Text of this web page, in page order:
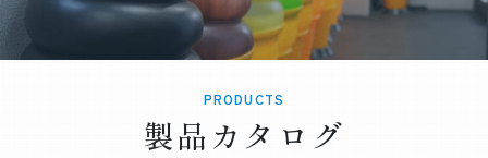
PRODUCTS
製品カタログ